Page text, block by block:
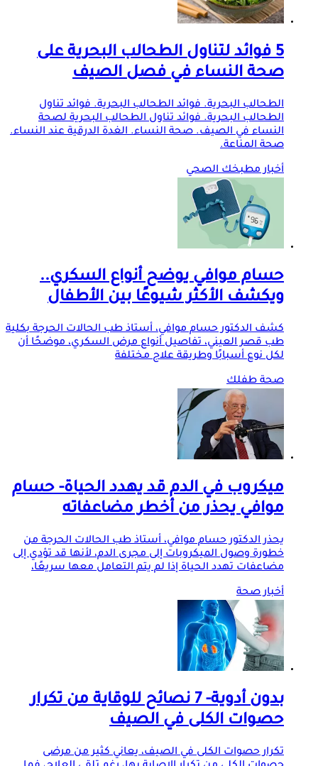
5 فوائد لتناول الطحالب البحرية على
صحة النساء في فصل الصيف
الطحالب البحرية. فوائد الطحالب البحرية. فوائد تناول
الطحالب البحرية. فوائد تناول الطحالب البحرية لصحة
النساء في الصيف. صحة النساء. الغدة الدرقية عند النساء.
صحة المناعة.
أخبار مطبخك الصحي
حسام موافي يوضح أنواع السكري..
ويكشف الأكثر شيوعًا بين الأطفال
كشف الدكتور حسام موافي، أستاذ طب الحالات الحرجة بكلية
طب قصر العيني، تفاصيل أنواع مرض السكري، موضحًا أن
لكل نوع أسبابًا وطريقة علاج مختلفة
صحة طفلك
ميكروب في الدم قد يهدد الحياة- حسام
موافي يحذر من أخطر مضاعفاته
يحذر الدكتور حسام موافي، أستاذ طب الحالات الحرجة من
خطورة وصول الميكروبات إلى مجرى الدم، لأنها قد تؤدي إلى
مضاعفات تهدد الحياة إذا لم يتم التعامل معها سريعًا،
أخبار صحة
بدون أدوية- 7 نصائح للوقاية من تكرار
حصوات الكلى في الصيف
تكرار حصوات الكلى في الصيف، يعاني كثير من مرضى